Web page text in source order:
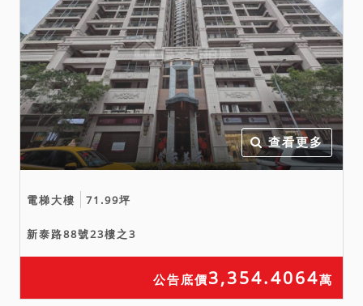
時，一律以本院公告欄張貼
之拍賣公告內容為準。
六、拍賣之不動產如於查封
後經地政機關實施重測，其
面積應以重測結果（地籍
圖）為準，拍定後債權人、
債務人、拍定人或其他關係
人均不得以面積增減請求增
備註
賣，請投標人分別出價。
二、拍賣最低價額合計新台
查看更多
電梯大樓 71.99坪
新泰路88號23樓之3
公告底價3,354.4064萬